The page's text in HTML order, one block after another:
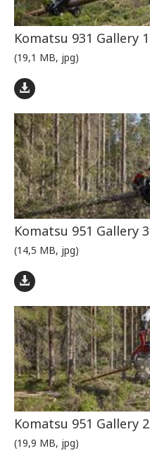
Komatsu 931 Gallery 1
(19,1 MB, jpg)
Komatsu 951 Gallery 3
(14,5 MB, jpg)
Komatsu 951 Gallery 2
(19,9 MB, jpg)